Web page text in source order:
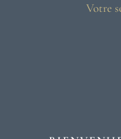
Votre